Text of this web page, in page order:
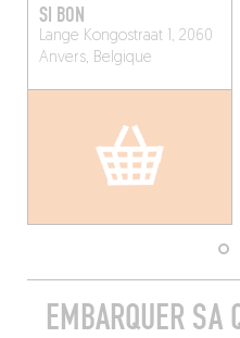
SI BON
Lange Kongostraat 1, 2060
Anvers, Belgique
EMBARQUER SA